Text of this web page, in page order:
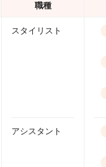
職種
スタイリスト
アシスタント